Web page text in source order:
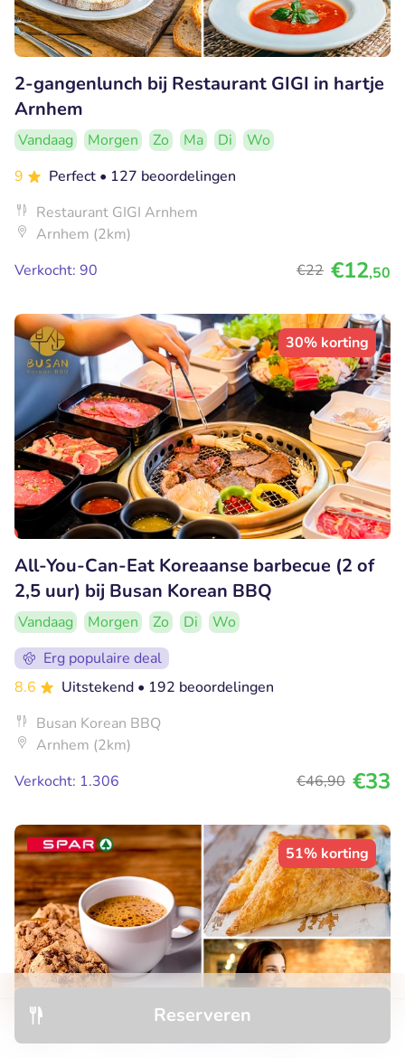
Reserveren
2-gangenlunch bij Restaurant GIGI in hartje
Arnhem
Vandaag Morgen Zo Ma Di
Wo
9
Perfect • 127 beoordelingen
Restaurant GIGI Arnhem
Arnhem (2km)
Verkocht: 90
€22 €12,50
30% korting
All-You-Can-Eat Koreaanse barbecue (2 of
2,5 uur) bij Busan Korean BBQ
Vandaag Morgen Zo Di
Wo
Erg populaire deal
8.6
Uitstekend • 192 beoordelingen
Busan Korean BBQ
Arnhem (2km)
Verkocht: 1.306
€46,90 €33
51% korting